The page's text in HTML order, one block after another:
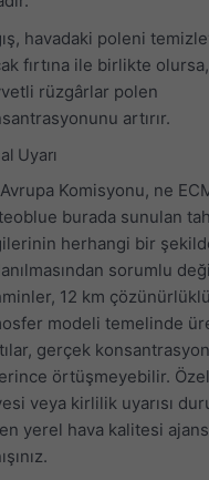
havadaki poleni
fırtına ile birlikte
rüzgârlar polen
artırır.
Uyarı
Komisyonu, ne
burada sunulan
herhangi bir
sorumlu
12 km
modeli temelinde
gerçek
örtüşmeyebilir.
veya kirlilik uyarısı
yerel hava kalitesi